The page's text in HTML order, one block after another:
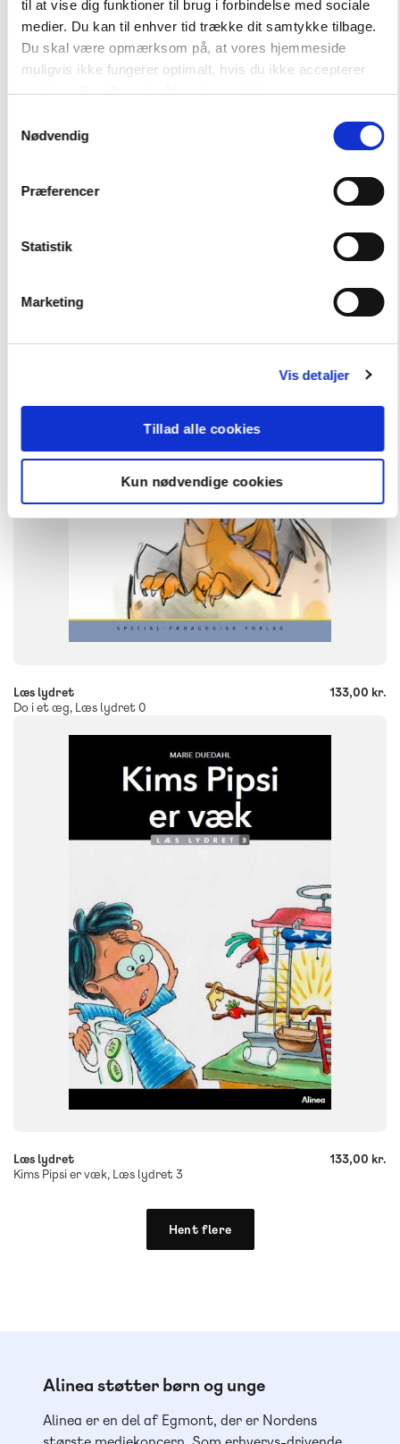
til at vise dig funktioner til brug i forbindelse med sociale
medier. Du kan til enhver tid trække dit samtykke tilbage.
Du skal være opmærksom på, at vores hjemmeside
muligvis ikke fungerer optimalt, hvis du ikke accepterer
cookies eller tilbagetrækker et samtykke.
Nødvendig
Præferencer
Statistik
Marketing
Vis detaljer
Tillad alle cookies
Kun nødvendige cookies
Hent flere
Dansk
Børnehaveklasse
NIVEAU
+
Læs lydret
Do i et æg, Læs lydret 0
133,00 kr.
2. klasse 3. klasse
9788723552679
+
Læs lydret
Kims Pipsi er væk, Læs lydret 3
133,00 kr.
Hent flere
Alinea støtter børn og unge
Alinea er en del af Egmont, der er Nordens